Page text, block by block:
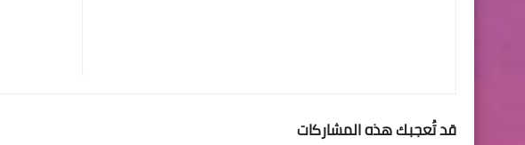
قد تُعجبك هذه المشاركات